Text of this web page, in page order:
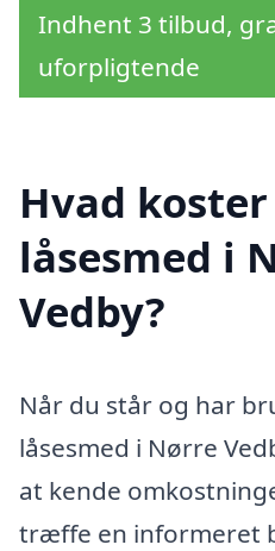
Indhent 3 tilbud,
uforpligtende
Hvad
låsesmed i
Vedby?
Når du står og har
låsesmed i Nørre
at kende
træffe en informeret